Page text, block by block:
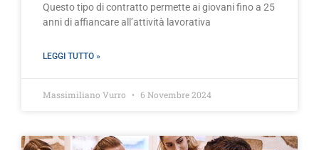
Questo tipo di contratto permette ai giovani fino a 25
anni di affiancare all’attività lavorativa
LEGGI TUTTO »
Massimiliano Vurro 6 Novembre 2024